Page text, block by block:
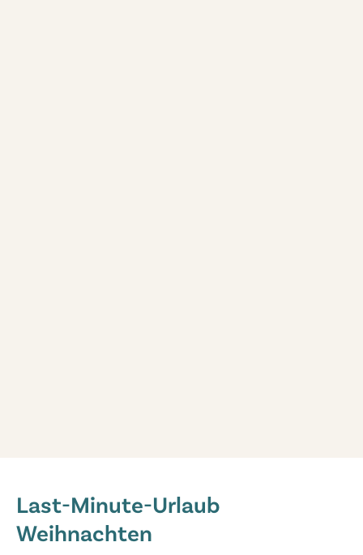
Holland - - Nordbrabant - Kaatsheuvel
★ ★ ★
Last-Minute-Urlaub
Weihnachten